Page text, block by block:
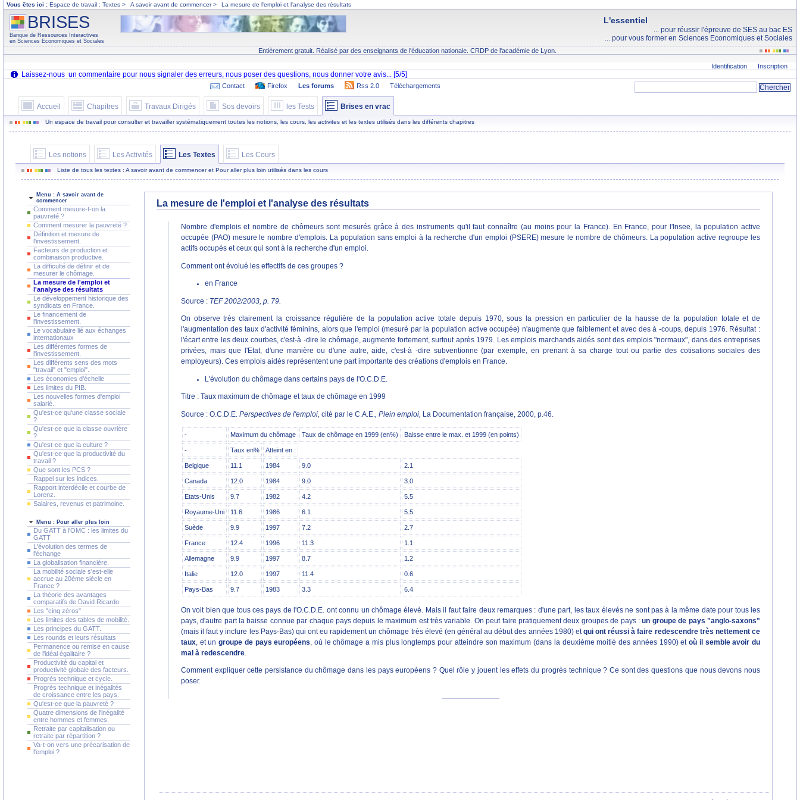
Vous êtes ici : Espace de travail : Textes > A savoir avant de commencer > La mesure de l'emploi et l'analyse des résultats
L'essentiel
... pour réussir l'épreuve de SES au bac ES
... pour vous former en Sciences Economiques et Sociales
BRISES
Banque de Ressources Interactives
en Sciences Economiques et Sociales
Entièrement gratuit. Réalisé par des enseignants de l'éducation nationale. CRDP de l'académie de Lyon.
Identification Inscription
Contact Firefox Les forums Rss 2.0 Téléchargements
Accueil Chapitres Travaux Dirigés Sos devoirs les Tests Brises en vrac
Un espace de travail pour consulter et travailler systématiquement toutes les notions, les cours, les activites et les textes utilisés dans les différents chapitres
Les notions Les Activités Les Textes Les Cours
Liste de tous les textes : A savoir avant de commencer et Pour aller plus loin utilisés dans les cours
Menu : A savoir avant de
commencer
Comment mesure-t-on la
pauvreté ?
Comment mesurer la pauvreté ?
Définition et mesure de
l'investissement.
Facteurs de production et
combinaison productive.
La difficulté de définir et de
mesurer le chômage.
La mesure de l'emploi et
l'analyse des résultats
Le développement historique des
syndicats en France.
Le financement de
l'investissement.
Le vocabulaire lié aux échanges
internationaux
Les différentes formes de
l'investissement.
Les différents sens des mots
"travail" et "emploi".
Les économies d'échelle
Les limites du PIB.
Les nouvelles formes d'emploi
salarié.
Qu'est-ce qu'une classe sociale
?
Qu'est-ce que la classe ouvrière
?
Qu'est-ce que la culture ?
Qu'est-ce que la productivité du
travail ?
Que sont les PCS ?
Rappel sur les indices.
Rapport interdécile et courbe de
Lorenz.
Salaires, revenus et patrimoine.
Menu : Pour aller plus loin
Du GATT à l'OMC : les limites du
GATT
L'évolution des termes de
l'échange
La globalisation financière.
La mobilité sociale s'est-elle
accrue au 20ème siècle en
France ?
La théorie des avantages
comparatifs de David Ricardo
Les "cinq zéros"
Les limites des tables de mobilité.
Les principes du GATT.
Les rounds et leurs résultats
Permanence ou remise en cause
de l'idéal égalitaire ?
Productivité du capital et
productivité globale des facteurs.
Progrès technique et cycle.
Progrès technique et inégalités
de croissance entre les pays.
Qu'est-ce que la pauvreté ?
Quatre dimensions de l'inégalité
entre hommes et femmes.
Retraite par capitalisation ou
retraite par répartition ?
Va-t-on vers une précarisation de
l'emploi ?
La mesure de l'emploi et l'analyse des résultats
Nombre d'emplois et nombre de chômeurs sont mesurés grâce à des instruments qu'il faut connaître (au moins pour la France). En France, pour l'Insee, la population active
occupée (PAO) mesure le nombre d'emplois. La population sans emploi à la recherche d'un emploi (PSERE) mesure le nombre de chômeurs. La population active regroupe les
actifs occupés et ceux qui sont à la recherche d'un emploi.
Comment ont évolué les effectifs de ces groupes ?
en France
Source : TEF 2002/2003, p. 79.
On observe très clairement la croissance régulière de la population active totale depuis 1970, sous la pression en particulier de la hausse de la population totale et de
l'augmentation des taux d'activité féminins, alors que l'emploi (mesuré par la population active occupée) n'augmente que faiblement et avec des à -coups, depuis 1976. Résultat :
l'écart entre les deux courbes, c'est-à -dire le chômage, augmente fortement, surtout après 1979. Les emplois marchands aidés sont des emplois "normaux", dans des entreprises
privées, mais que l'Etat, d'une manière ou d'une autre, aide, c'est-à -dire subventionne (par exemple, en prenant à sa charge tout ou partie des cotisations sociales des
employeurs). Ces emplois aidés représentent une part importante des créations d'emplois en France.
L'évolution du chômage dans certains pays de l'O.C.D.E.
Titre : Taux maximum de chômage et taux de chômage en 1999
Source : O.C.D.E. Perspectives de l'emploi, cité par le C.A.E. Plein emploi, La Documentation française, 2000, p.46.
- Maximum du chômage Taux de chômage en 1999 (en%) Baisse entre le max. et 1999 (en points)
- Taux en% Atteint en :
Belgique 11.1 1984 9.0 2.1
Canada 12.0 1984 9.0 3.0
Etats-Unis 9.7 1982 4.2 5.5
Royaume-Uni 11.6 1986 6.1 5.5
Suède 9.9 1997 7.2 2.7
France 12.4 1996 11.3 1.1
Allemagne 9.9 1997 8.7 1.2
Italie 12.0 1997 11.4 0.6
Pays-Bas 9.7 1983 3.3 6.4
On voit bien que tous ces pays de l'O.C.D.E. ont connu un chômage élevé. Mais il faut faire deux remarques : d'une part, les taux élevés ne sont pas à la même date pour tous les
pays, d'autre part la baisse connue par chaque pays depuis le maximum est très variable. On peut faire pratiquement deux groupes de pays :un groupe de pays "anglo-saxons"
(mais il faut y inclure les Pays-Bas) qui ont eu rapidement un chômage très élevé (en général au début des années 1980) etqui ont réussi à faire redescendre très nettement ce
taux, et ungroupe de pays européens , où le chômage a mis plus longtemps pour atteindre son maximum (dans la deuxième moitié des années 1990) etoù il semble avoir du
mal à redescendre.
Comment expliquer cette persistance du chômage dans les pays européens ? Quel rôle y jouent les effets du progrès technique ? Ce sont des questions que nous devons nous
poser.